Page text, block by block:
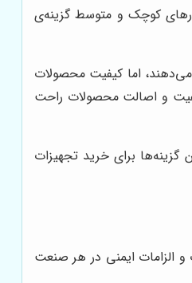
کوچک و متوسط گزینه‌ی
می‌دهند، اما کیفیت محصولات
و اصالت محصولات راحت
برای خرید تجهیزات
الزامات ایمنی در هر صنعت